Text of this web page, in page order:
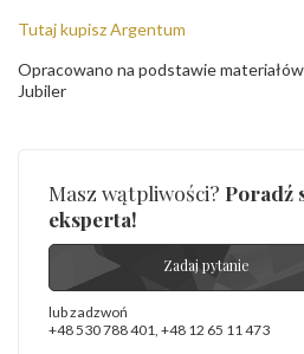
Tutaj kupisz Argentum
Opracowano na podstawie
Jubiler
Masz wątpliwości? Poradź
eksperta!
Zadaj pytanie
lub zadzwoń
+48 530 788 401 +48 12 65 11 473